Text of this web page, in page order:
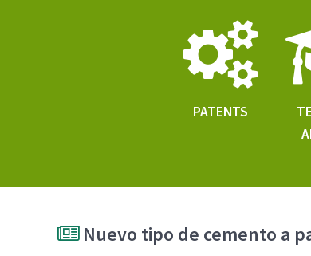
PATENTS
Nuevo tipo de cemento a